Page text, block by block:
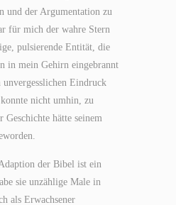
und der Argumentation zu
für mich der wahre Stern
pulsierende Entität, die
in mein Gehirn eingebrannt
unvergesslichen Eindruck
nicht umhin, zu
Geschichte hätte seinem
der Bibel ist ein
sie unzählige Male in
als Erwachsener